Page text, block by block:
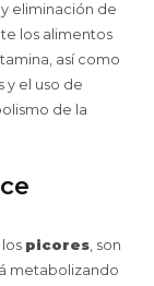
eliminación de
los alimentos
así como
el uso de
de la
picores, son
metabolizando